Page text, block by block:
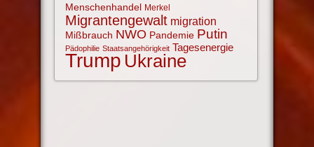
Menschenhandel Merkel
Migrantengewalt migration
Mißbrauch NWO Pandemie Putin
Pädophilie Staatsangehörigkeit Tagesenergie
Trump Ukraine